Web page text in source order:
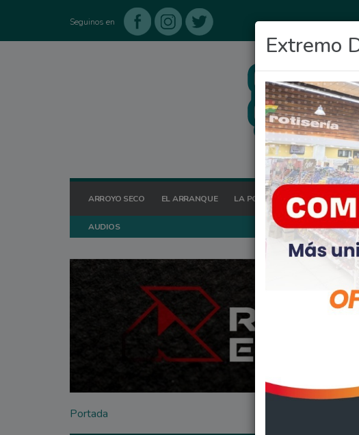
Seguinos en
ARROYO SECO EL ARRANQUE LA POSTA HOY OCIO
AUDIOS
Extremo
Portada